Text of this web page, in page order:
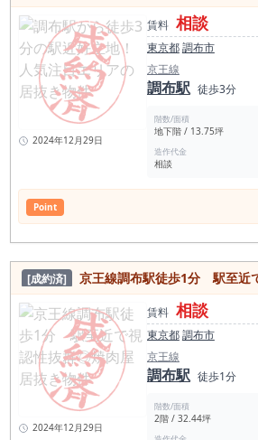
2024年12月29日
賃料 相談
東京都調布市
京王線
調布駅 徒歩3分
階数/面積
地下階 / 13.75坪
造作代金
相談
Point
[成約済] 京王線調布駅徒歩1分 駅至近で視認
2024年12月29日
賃料 相談
東京都調布市
京王線
調布駅 徒歩1分
階数/面積
2階 / 32.44坪